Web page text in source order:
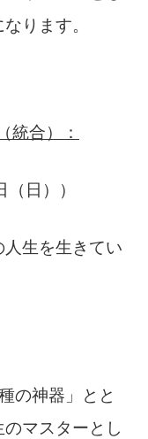
ります。
統合）：
日））
生を生きてい
の神器」とと
マスターとし